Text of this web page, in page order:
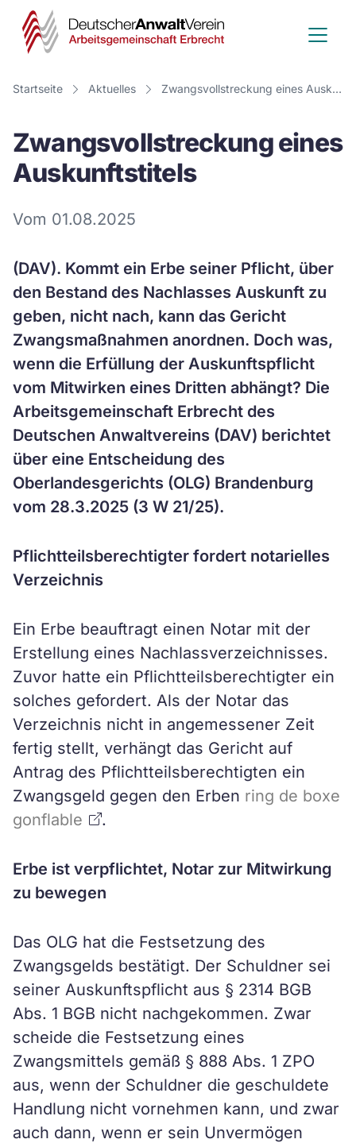
Deutscher
Anwalt
Verein
Startseite Aktuelles Zwangsvollstreckung eines Auskunftstitels
Zwangsvollstreckung eines
Auskunftstitels
Vom 01.08.2025
(DAV). Kommt ein Erbe seiner Pflicht, über
den Bestand des Nachlasses Auskunft zu
geben, nicht nach, kann das Gericht
Zwangsmaßnahmen anordnen. Doch was,
wenn die Erfüllung der Auskunftspflicht
vom Mitwirken eines Dritten abhängt? Die
Arbeitsgemeinschaft Erbrecht des
Deutschen Anwaltvereins (DAV) berichtet
über eine Entscheidung des
Oberlandesgerichts (OLG) Brandenburg
vom 28.3.2025 (3 W 21/25).
Pflichtteilsberechtigter fordert notarielles
Verzeichnis
Ein Erbe beauftragt einen Notar mit der
Erstellung eines Nachlassverzeichnisses.
Zuvor hatte ein Pflichtteilsberechtigter ein
solches gefordert. Als der Notar das
Verzeichnis nicht in angemessener Zeit
fertig stellt, verhängt das Gericht auf
Antrag des Pflichtteilsberechtigten ein
Zwangsgeld gegen den Erben ring de boxe
gonflable
.
Erbe ist verpflichtet, Notar zur Mitwirkung
zu bewegen
Das OLG hat die Festsetzung des
Zwangsgelds bestätigt. Der Schuldner sei
seiner Auskunftspflicht aus § 2314 BGB
Abs. 1 BGB nicht nachgekommen. Zwar
scheide die Festsetzung eines
Zwangsmittels gemäß § 888 Abs. 1 ZPO
aus, wenn der Schuldner die geschuldete
Handlung nicht vornehmen kann, und zwar
auch dann, wenn er sein Unvermögen